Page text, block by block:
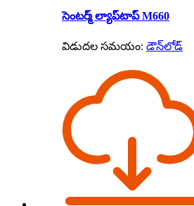
సెంటర్మ్ ల్యాప్‌టాప్ M660
విడుదల సమయం: డౌన్‌లోడ్